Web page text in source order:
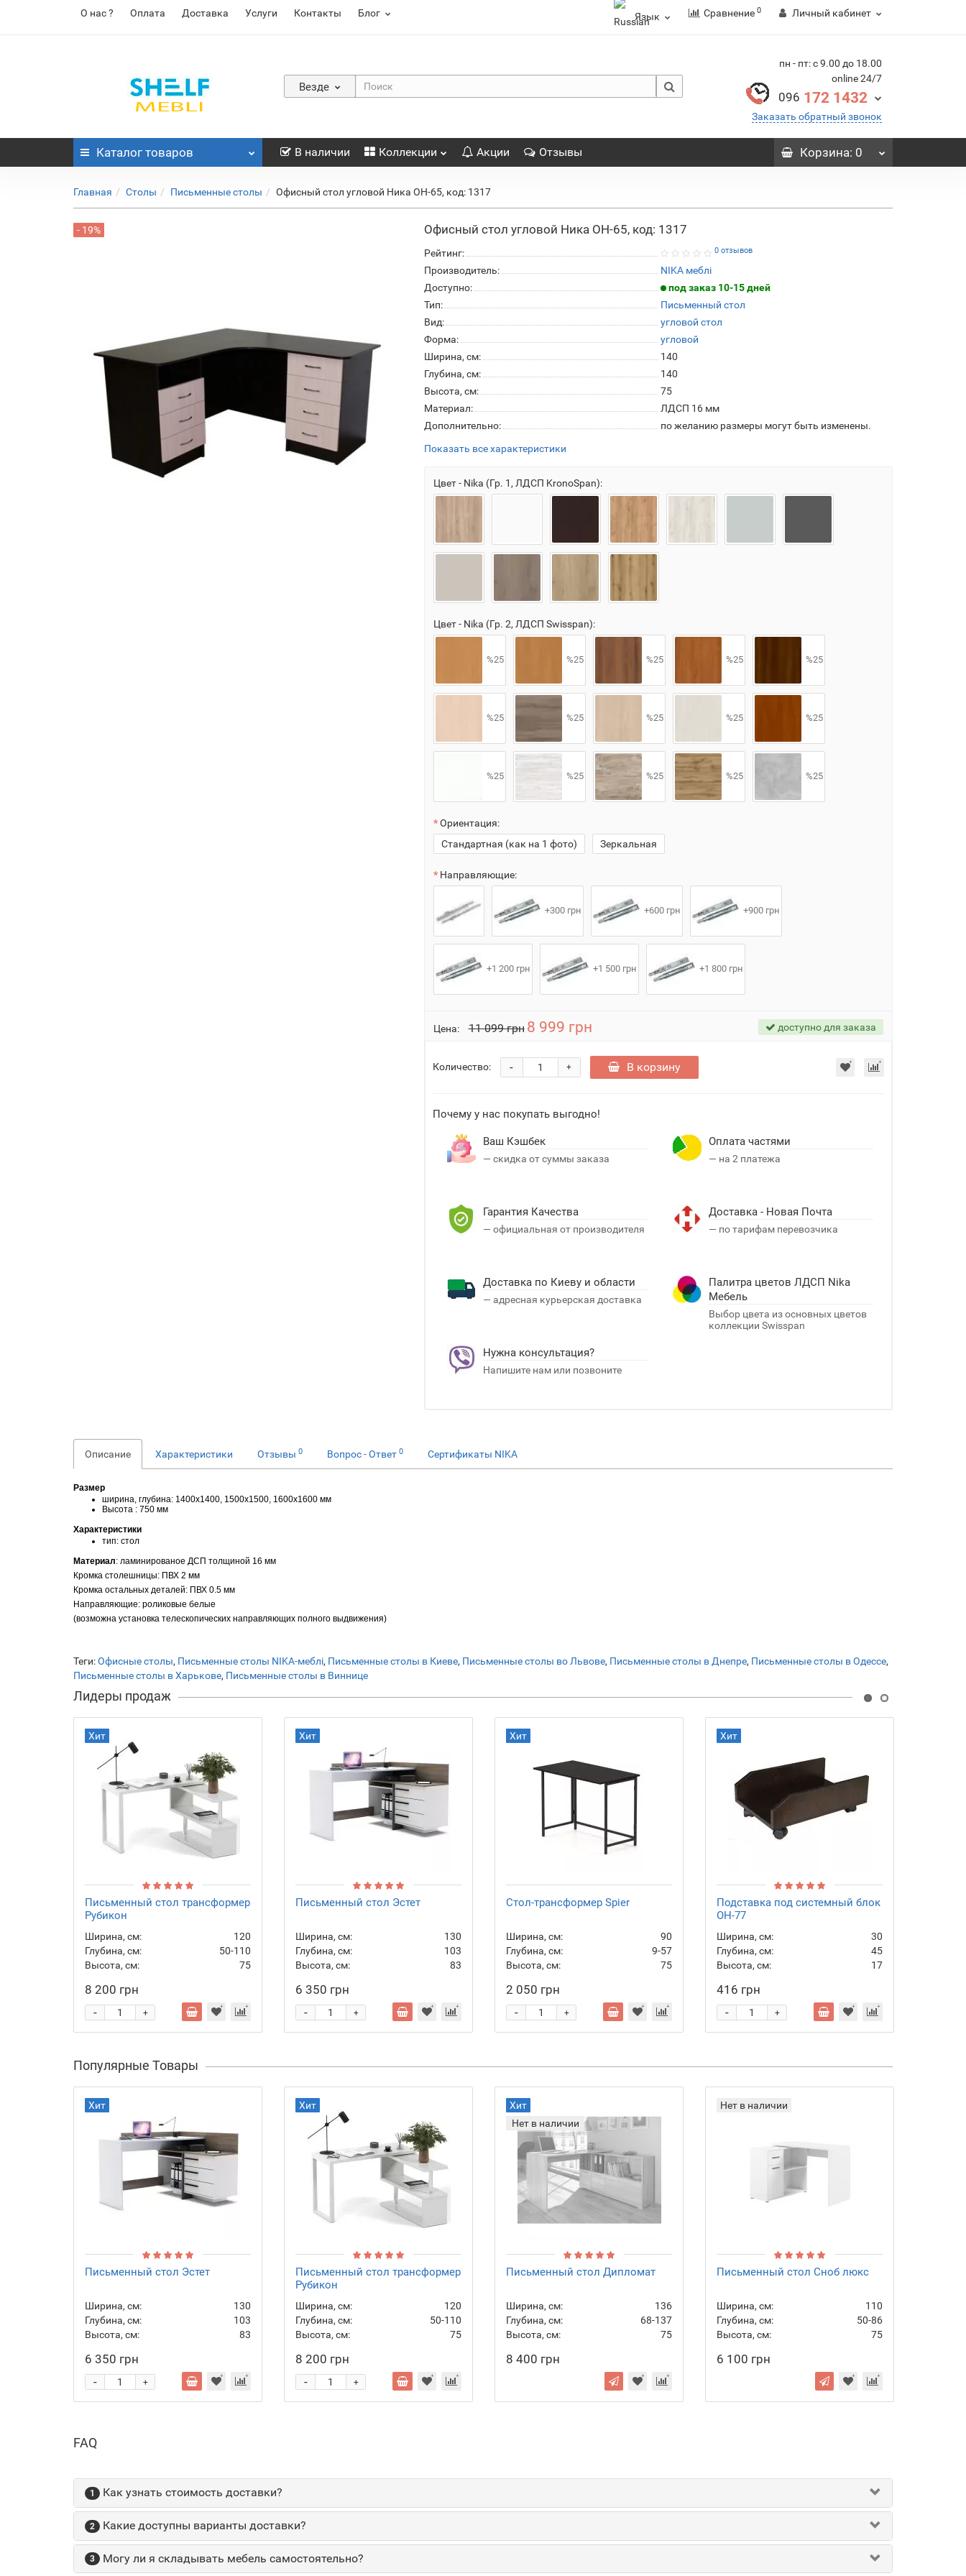
О нас ? Оплата Доставка Услуги Контакты Блог Язык Сравнение 0 Личный кабинет
Везде
пн - пт: с 9.00 до 18.00
online 24/7
096 172 1432
Заказать обратный звонок
Каталог товаров В наличии Коллекции Акции Отзывы Корзина: 0
Главная Столы Письменные столы Офисный стол угловой Ника ОН-65, код: 1317
- 19% Офисный стол угловой Ника ОН-65, код: 1317
Рейтинг: 0 отзывов
Производитель:
NIKA меблі
Доступно:
под заказ 10-15 дней
Тип:
Письменный стол
Вид:
угловой стол
Форма:
угловой
Ширина, см:
140
Глубина, см:
140
Высота, см:
75
Материал:
ЛДСП 16 мм
Дополнительно:
по желанию размеры могут быть изменены.
Показать все характеристики
Цвет - Nika (Гр. 1, ЛДСП KronoSpan):
Цвет - Nika (Гр. 2, ЛДСП Swisspan):
%25 %25 %25 %25 %25
%25 %25 %25 %25 %25
%25 %25 %25 %25 %25
Ориентация:
Стандартная (как на 1 фото)
Зеркальная
Направляющие:
+300 грн +600 грн +900 грн
+1 200 грн +1 500 грн +1 800 грн
Цена: 11 099 грн 8 999 грн доступно для заказа
Количество: +
- В корзину
Почему у нас покупать выгодно!
Ваш Кэшбек
— скидка от суммы заказа
Оплата частями
— на 2 платежа
Гарантия Качества
— официальная от производителя
Доставка - Новая Почта
— по тарифам перевозчика
Доставка по Киеву и области
— адресная курьерская доставка
Палитра цветов ЛДСП Nika
Мебель
Выбор цвета из основных цветов
коллекции Swisspan
Нужна консультация?
Напишите нам или позвоните
Описание Характеристики Отзывы 0 Вопрос - Ответ 0 Сертификаты NIKA
Размер
ширина, глубина: 1400x1400, 1500x1500, 1600x1600 мм
Высота : 750 мм
Характеристики
тип: стол
Материал: ламинированое ДСП толщиной 16 мм
Кромка столешницы: ПВХ 2 мм
Кромка остальных деталей: ПВХ 0.5 мм
Направляющие: роликовые белые
(возможна установка телескопических направляющих полного выдвижения)
Теги:Офисные столы, Письменные столы NIKA-меблі, Письменные столы в Киеве, Письменные столы во Львове, Письменные столы в Днепре, Письменные столы в Одессе,
Письменные столы в Харькове, Письменные столы в Виннице
Лидеры продаж
Хит
Письменный стол трансформер
Рубикон
Ширина, см:
120
Глубина, см:
50-110
Высота, см:
75
8 200 грн
+
-
Хит
Письменный стол Эстет
Ширина, см:
130
Глубина, см:
103
Высота, см:
83
6 350 грн
+
-
Хит
Стол-трансформер Spier
Ширина, см:
90
Глубина, см:
9-57
Высота, см:
75
2 050 грн
+
-
Хит
Подставка под системный блок
ОН-77
Ширина, см:
30
Глубина, см:
45
Высота, см:
17
416 грн
+
-
Популярные Товары
Хит
Письменный стол Эстет
Ширина, см:
130
Глубина, см:
103
Высота, см:
83
6 350 грн
+
-
Хит
Письменный стол трансформер
Рубикон
Ширина, см:
120
Глубина, см:
50-110
Высота, см:
75
8 200 грн
+
-
Хит
Нет в наличии
Письменный стол Дипломат
Ширина, см:
136
Глубина, см:
68-137
Высота, см:
75
8 400 грн
Нет в наличии
Письменный стол Сноб люкс
Ширина, см:
110
Глубина, см:
50-86
Высота, см:
75
6 100 грн
FAQ
1 Как узнать стоимость доставки?
2 Какие доступны варианты доставки?
3 Могу ли я складывать мебель самостоятельно?